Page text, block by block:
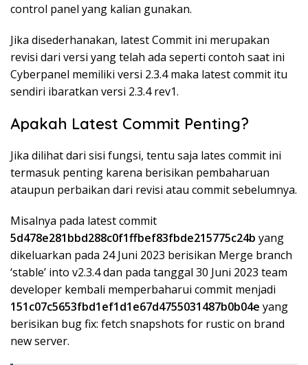
control panel yang kalian gunakan.
Jika disederhanakan, latest Commit ini merupakan
revisi dari versi yang telah ada seperti contoh saat ini
Cyberpanel memiliki versi 2.3.4 maka latest commit itu
sendiri ibaratkan versi 2.3.4 rev1.
Apakah Latest Commit Penting?
Jika dilihat dari sisi fungsi, tentu saja lates commit ini
termasuk penting karena berisikan pembaharuan
ataupun perbaikan dari revisi atau commit sebelumnya.
Misalnya pada latest commit
5d478e281bbd288c0f1ffbef83fbde215775c24b yang
dikeluarkan pada 24 Juni 2023 berisikan Merge branch
‘stable’ into v2.3.4 dan pada tanggal 30 Juni 2023 team
developer kembali memperbaharui commit menjadi
151c07c5653fbd1ef1d1e67d4755031487b0b04e yang
berisikan bug fix: fetch snapshots for rustic on brand
new server.